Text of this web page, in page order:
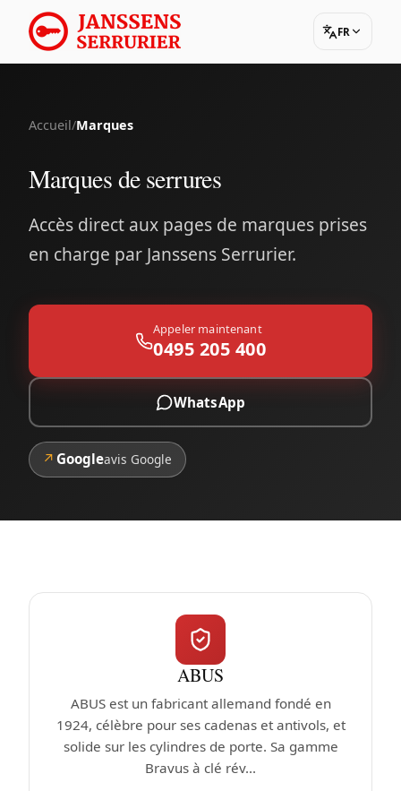
FR
Accueil/Marques
Marques de serrures
Accès direct aux pages de marques prises
en charge par Janssens Serrurier.
Appeler maintenant
0495 205 400
WhatsApp
↗ Googleavis Google
ABUS
ABUS est un fabricant allemand fondé en
1924, célèbre pour ses cadenas et antivols, et
solide sur les cylindres de porte. Sa gamme
Bravus à clé rév...